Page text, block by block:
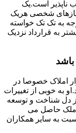
ناپذیر است.یک
شخصی هریک
به تک تک خواسته
به قرارداد نزدیک
باشد
املاک خصوصا در
به خوبی از تغییرات
دل شناخت و توسعه
ملک حاصل می
به سایر همکاران